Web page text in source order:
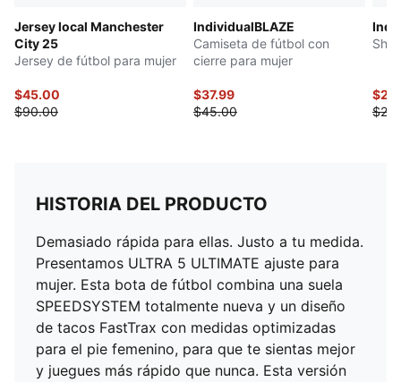
Jersey local Manchester
City 25
Jersey de fútbol para mujer
$45.00
$90.00
IndividualBLAZE
Camiseta de fútbol con
cierre para mujer
$37.99
$45.00
HISTORIA DEL PRODUCTO
Demasiado rápida para ellas. Justo a tu medida.
Presentamos ULTRA 5 ULTIMATE ajuste para
mujer. Esta bota de fútbol combina una suela
SPEEDSYSTEM totalmente nueva y un diseño
de tacos FastTrax con medidas optimizadas
para el pie femenino, para que te sientas mejor
y juegues más rápido que nunca. Esta versión